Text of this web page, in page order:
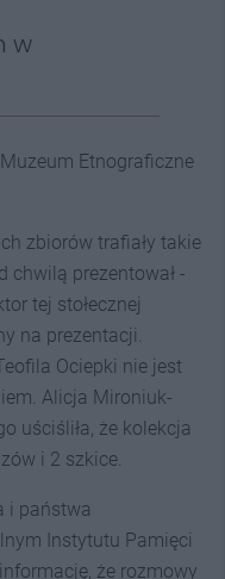
w
Etnograficzne
zbiorów trafiały takie
chwilą prezentował -
tej stołecznej
na prezentacji.
Ociepki nie jest
Alicja Mironiuk-
uściśliła, że kolekcja
i 2 szkice.
i państwa
Instytutu Pamięci
że rozmowy